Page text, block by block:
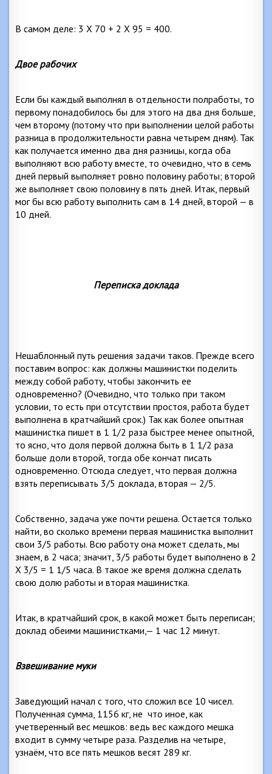
В самом деле: 3 X 70 + 2 X 95 = 400.
Двое рабочих
Если бы каждый выполнял в отдельности полработы, то
первому понадобилось бы для этого на два дня больше,
чем второму (потому что при выполнении целой работы
разница в продолжительности равна четырем дням). Так
как получается именно два дня разницы, когда оба
выполняют всю работу вместе, то очевидно, что в семь
дней первый выполняет ровно половину работы; второй
же выполняет свою половину в пять дней. Итак, первый
мог бы всю работу выполнить сам в 14 дней, второй — в
10 дней.
Переписка доклада
Нешаблонный путь решения задачи таков. Прежде всего
поставим вопрос: как должны машинистки поделить
между собой работу, чтобы закончить ее
одновременно? (Очевидно, что только при таком
условии, то есть при отсутствии простоя, работа будет
выполнена в кратчайший срок.) Так как более опытная
машинистка пишет в 1 1/2 раза быстрее менее опытной,
то ясно, что доля первой должна быть в 1 1/2 раза
больше доли второй, тогда обе кончат писать
одновременно. Отсюда следует, что первая должна
взять переписывать 3/5 доклада, вторая — 2/5.
Собственно, задача уже почти решена. Остается только
найти, во сколько времени первая машинистка выполнит
свои 3/5 работы. Всю работу она может сделать, мы
знаем, в 2 часа; значит, 3/5 работы будет выполнено в 2
X 3/5 = 1 1/5 часа. В такое же время должна сделать
свою долю работы и вторая машинистка.
Итак, в кратчайший срок, в какой может быть переписан;
доклад обеими машинистками,— 1 час 12 минут.
Взвешивание муки
Заведующий начал с того, что сложил все 10 чисел.
Полученная сумма, 1156 кг, не что иное, как
учетверенный вес мешков: ведь вес каждого мешка
входит в сумму четыре раза. Разделив на четыре,
узнаём, что все пять мешков весят 289 кг.